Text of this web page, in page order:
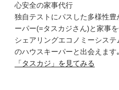
心安全の家事代行
独自テストにパスした多様性
ーパー(=タスカジさん)と家事
シェアリングエコノミーシステ
のハウスキーパーと出会えます｡
「タスカジ」を見てみる